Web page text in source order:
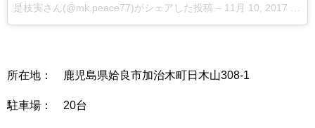
是枝実さん(@mk.peace77)がシェアした投稿 – 11月 10, 2017 at 9:06午後 PST
所在地： 鹿児島県姶良市加治木町日木山308-1
駐車場： 20台